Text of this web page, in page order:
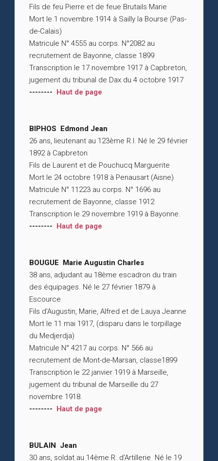
Fils de feu Pierre et de feue Brutails Marie
Mort le 1 novembre 1914 à Sailly la Bourse (Pas-
de-Calais)
Matricule N° 4555 au corps. N°2082 au
recrutement de Bayonne, classe 1899
Transcription le 17 novembre 1917 à Capbreton,
jugement du tribunal de Dax du 4 octobre 1917
-------- Haut de page
BIPHOS Edmond Jean
26 ans, lieutenant au 123ème R.I. Né le 29 février
1892 à Capbreton
Fils de Laurent et de Pouchucq Marguerite
Mort le 24 octobre 1918 à Penausart (Aisne)
Matricule N° 11223 au corps. N° 1696 au
recrutement de Bayonne, classe 1912
Transcription le 29 novembre 1919 à Bayonne.
-------- Haut de page
BOUGUE Marie Augustin Charles
38 ans, adjudant au 18ème escadron du train
des équipages. Né le 27 février 1879 à
Escource
Fils d’Augustin, Marie, Alfred et de Lauya Jeanne
Mort le 11 mai 1917, (disparu dans le torpillage
du Medjerdja)
Matricule N° 4217 au corps. N° 566 au
recrutement de Mont-de-Marsan, classe1899
Transcription le 22 janvier 1919 à Marseille,
jugement du tribunal de Marseille du 27
novembre 1918.
-------- Haut de page
BULAIN Jean
30 ans, soldat au 14ème R. d’Artillerie Né le 19